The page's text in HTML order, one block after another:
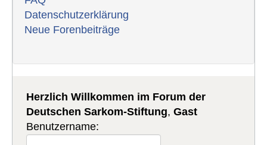
Datenschutzerklärung
Neue Forenbeiträge
Herzlich Willkommen im Forum der
Deutschen Sarkom-Stiftung,Gast
Benutzername: